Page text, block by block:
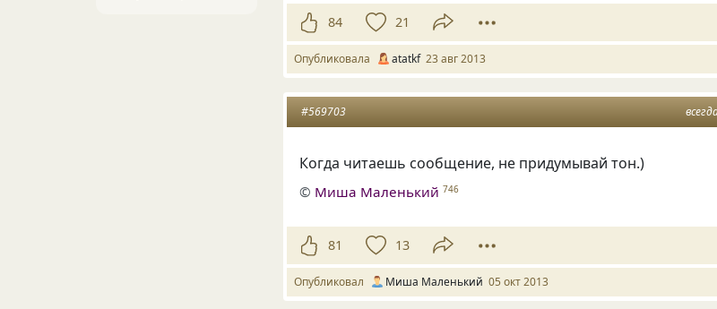
84 21
Опубликовала atatkf 23 авг 2013
#569703
Когда читаешь сообщение, не придумывай тон.)
© Миша Маленький 746
81 13
Опубликовал Миша Маленький 05 окт 2013